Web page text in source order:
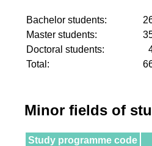
Bachelor students:
Master students:
Doctoral students:
Total:
Minor fields of
Study programme code